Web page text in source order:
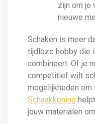
zijn om je
nieuwe
Schaken is meer
tijdloze hobby die
combineert. Of je
competitief wilt
mogelijkheden om
Schaakkoning
jouw materialen